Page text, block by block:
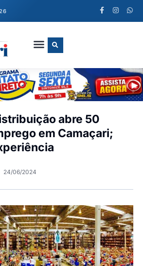
abre 50
em Camaçari;
24/06/2024